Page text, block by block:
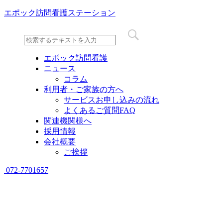
エポック訪問看護ステーション
エポック訪問看護
ニュース
コラム
利用者・ご家族の方へ
サービスお申し込みの流れ
よくあるご質問FAQ
関連機関様へ
採用情報
会社概要
ご挨拶
072-7701657